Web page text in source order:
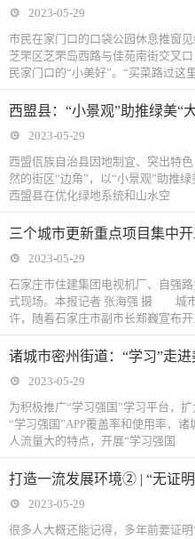
2023-05-29
市民在家门口的口袋公园休息推窗
芝罘区芝罘岛西路与佳苑南街交叉
民家门口的“小美好”。“买菜路过这
西盟县：“小景观”助推绿美“
2023-05-29
西盟佤族自治县因地制宜、突出特
然的街区“边角”，以“小景观”助推
西盟县在优化绿地系统和山水空
三个城市更新重点项目集中
2023-05-29
石家庄市住建集团电视机厂、自强
式现场。本报记者 张海强 摄 城市
许，随着石家庄市副市长郑巍宣布
诸城市密州街道：“学习”走
2023-05-29
为积极推广“学习强国”学习平台，
“学习强国”APP覆盖率和使用率，
人流量大的特点，开展“学习强国
打造一流发展环境② | “无证
2023-05-29
很多人大概还能记得，多年前要证